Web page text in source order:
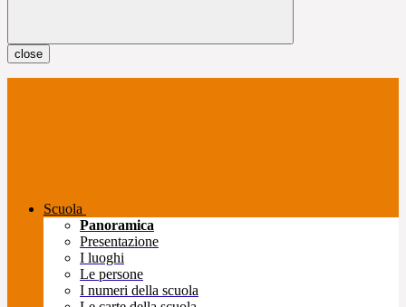
close
Scuola
Panoramica
Presentazione
I luoghi
Le persone
I numeri della scuola